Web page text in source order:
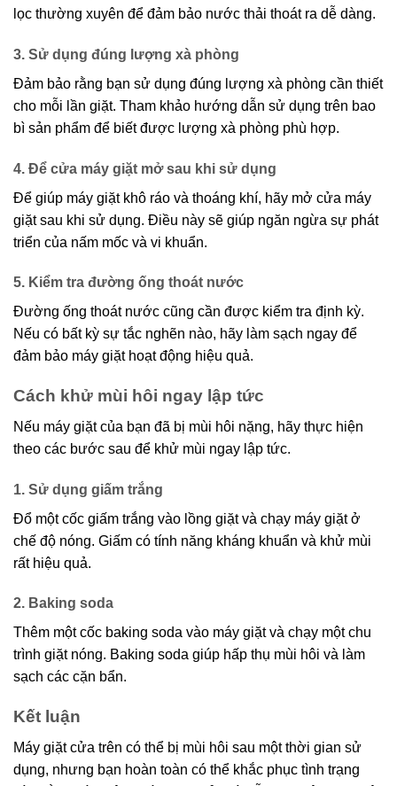
lọc thường xuyên để đảm bảo nước thải thoát ra dễ dàng.
3. Sử dụng đúng lượng xà phòng
Đảm bảo rằng bạn sử dụng đúng lượng xà phòng cần thiết
cho mỗi lần giặt. Tham khảo hướng dẫn sử dụng trên bao
bì sản phẩm để biết được lượng xà phòng phù hợp.
4. Để cửa máy giặt mở sau khi sử dụng
Để giúp máy giặt khô ráo và thoáng khí, hãy mở cửa máy
giặt sau khi sử dụng. Điều này sẽ giúp ngăn ngừa sự phát
triển của nấm mốc và vi khuẩn.
5. Kiểm tra đường ống thoát nước
Đường ống thoát nước cũng cần được kiểm tra định kỳ.
Nếu có bất kỳ sự tắc nghẽn nào, hãy làm sạch ngay để
đảm bảo máy giặt hoạt động hiệu quả.
Cách khử mùi hôi ngay lập tức
Nếu máy giặt của bạn đã bị mùi hôi nặng, hãy thực hiện
theo các bước sau để khử mùi ngay lập tức.
1. Sử dụng giấm trắng
Đổ một cốc giấm trắng vào lồng giặt và chạy máy giặt ở
chế độ nóng. Giấm có tính năng kháng khuẩn và khử mùi
rất hiệu quả.
2. Baking soda
Thêm một cốc baking soda vào máy giặt và chạy một chu
trình giặt nóng. Baking soda giúp hấp thụ mùi hôi và làm
sạch các cặn bẩn.
Kết luận
Máy giặt cửa trên có thể bị mùi hôi sau một thời gian sử
dụng, nhưng bạn hoàn toàn có thể khắc phục tình trạng